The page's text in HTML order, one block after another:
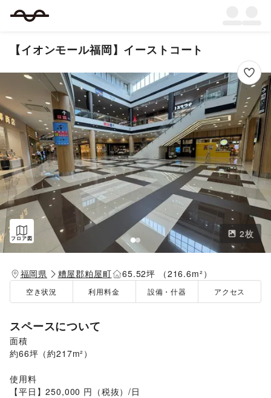
【イオンモール福岡】イーストコート
フロア図 2枚
福岡県 糟屋郡粕屋町 65.52坪 （216.6m²）
空き状況 利用料金 設備・什器 アクセス
スペースについて
面積
約66坪（約217m²）
使用料
【平日】250,000 円（税抜）/日